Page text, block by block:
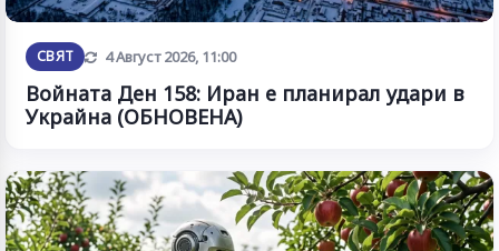
СВЯТ Обновена
4 Август 2026, 11:00
Войната Ден 158: Иран е планирал удари в
Украйна (ОБНОВЕНА)